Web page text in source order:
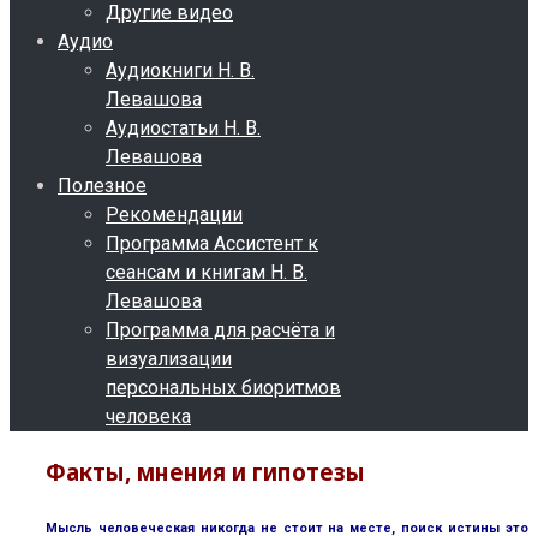
Другие видео
Аудио
Аудиокниги Н. В.
Левашова
Аудиостатьи Н. В.
Левашова
Полезное
Рекомендации
Программа Ассистент к
сеансам и книгам Н. В.
Левашова
Программа для расчёта и
визуализации
персональных биоритмов
человека
Факты, мнения и гипотезы
Мысль человеческая никогда не стоит на месте, поиск истины это